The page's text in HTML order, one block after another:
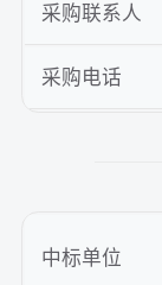
采购联系人
采购电话
中标单位